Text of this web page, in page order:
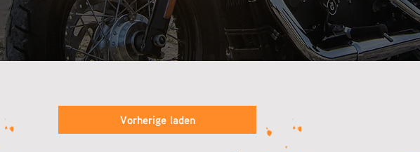
Vorherige laden